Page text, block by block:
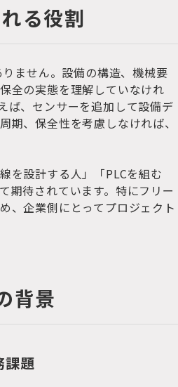
る役割
ません。設備の構造、機械要
全の実態を理解していなけれ
ば、センサーを追加して設備デ
期、保全性を考慮しなければ、
を設計する人」「PLCを組む
期待されています。特にフリー
、企業側にとってプロジェクト
背景
課題